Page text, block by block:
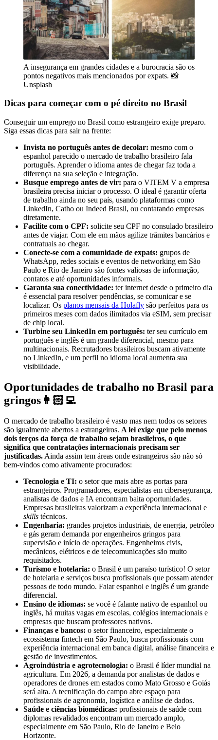
A insegurança em grandes cidades e a burocracia são os
pontos negativos mais mencionados por expats. 📸
Unsplash
Dicas para começar com o pé direito no Brasil
Conseguir um emprego no Brasil como estrangeiro exige preparo.
Siga essas dicas para sair na frente:
Invista no português antes de decolar: mesmo com o
espanhol parecido o mercado de trabalho brasileiro fala
português. Aprender o idioma antes de chegar faz toda a
diferença na sua seleção e integração.
Busque emprego antes de vir: para o VITEM V a empresa
brasileira precisa iniciar o processo. O ideal é garantir oferta
de trabalho ainda no seu país, usando plataformas como
LinkedIn, Catho ou Indeed Brasil, ou contatando empresas
diretamente.
Facilite com o CPF: solicite seu CPF no consulado brasileiro
antes de viajar. Com ele em mãos agilize trâmites bancários e
contratuais ao chegar.
Conecte-se com a comunidade de expats: grupos de
WhatsApp, redes sociais e eventos de networking em São
Paulo e Rio de Janeiro são fontes valiosas de informação,
contatos e até oportunidades informais.
Garanta sua conectividade: ter internet desde o primeiro dia
é essencial para resolver pendências, se comunicar e se
localizar. Os planos mensais da Holafly são perfeitos para os
primeiros meses com dados ilimitados via eSIM, sem precisar
de chip local.
Turbine seu LinkedIn em português: ter seu currículo em
português e inglês é um grande diferencial, mesmo para
multinacionais. Recrutadores brasileiros buscam ativamente
no LinkedIn, e um perfil no idioma local aumenta sua
visibilidade.
Oportunidades de trabalho no Brasil para
gringos👩🏻‍💻
O mercado de trabalho brasileiro é vasto mas nem todos os setores
são igualmente abertos a estrangeiros. A lei exige que pelo menos
dois terços da força de trabalho sejam brasileiros, o que
significa que contratações internacionais precisam ser
justificadas. Ainda assim tem áreas onde estrangeiros são não só
bem-vindos como ativamente procurados:
Tecnologia e TI: o setor que mais abre as portas para
estrangeiros. Programadores, especialistas em cibersegurança,
analistas de dados e IA encontram baita oportunidades.
Empresas brasileiras valorizam a experiência internacional e
skills técnicos.
Engenharia: grandes projetos industriais, de energia, petróleo
e gás geram demanda por engenheiros gringos para
supervisão e início de operações. Engenheiros civis,
mecânicos, elétricos e de telecomunicações são muito
requisitados.
Turismo e hotelaria: o Brasil é um paraíso turístico! O setor
de hotelaria e serviços busca profissionais que possam atender
pessoas de todo mundo. Falar espanhol e inglês é um grande
diferencial.
Ensino de idiomas: se você é falante nativo de espanhol ou
inglês, há muitas vagas em escolas, colégios internacionais e
empresas que buscam professores nativos.
Finanças e bancos: o setor financeiro, especialmente o
ecossistema fintech em São Paulo, busca profissionais com
experiência internacional em banca digital, análise financeira e
gestão de investimentos.
Agroindústria e agrotecnologia: o Brasil é líder mundial na
agricultura. Em 2026, a demanda por analistas de dados e
operadores de drones em estados como Mato Grosso e Goiás
será alta. A tecnificação do campo abre espaço para
profissionais de agronomia, logística e análise de dados.
Saúde e ciências biomédicas: profissionais de saúde com
diplomas revalidados encontram um mercado amplo,
especialmente em São Paulo, Rio de Janeiro e Belo
Horizonte.